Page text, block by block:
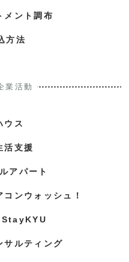
メント調布
方法
業活動
ウス
活支援
アパート
ンウォッシュ！
サルティング